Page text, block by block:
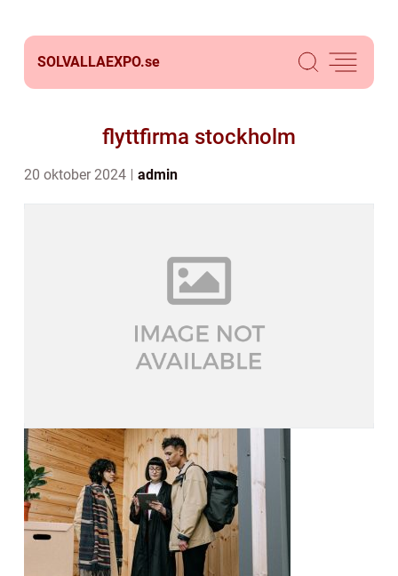
SOLVALLAEXPO.se
flyttfirma stockholm
20 oktober 2024 admin